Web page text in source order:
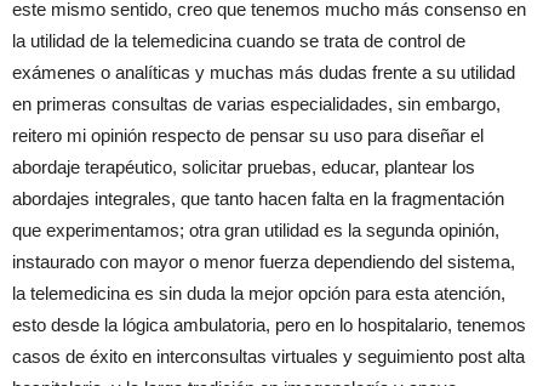
este mismo sentido, creo que tenemos mucho más consenso en
la utilidad de la telemedicina cuando se trata de control de
exámenes o analíticas y muchas más dudas frente a su utilidad
en primeras consultas de varias especialidades, sin embargo,
reitero mi opinión respecto de pensar su uso para diseñar el
abordaje terapéutico, solicitar pruebas, educar, plantear los
abordajes integrales, que tanto hacen falta en la fragmentación
que experimentamos; otra gran utilidad es la segunda opinión,
instaurado con mayor o menor fuerza dependiendo del sistema,
la telemedicina es sin duda la mejor opción para esta atención,
esto desde la lógica ambulatoria, pero en lo hospitalario, tenemos
casos de éxito en interconsultas virtuales y seguimiento post alta